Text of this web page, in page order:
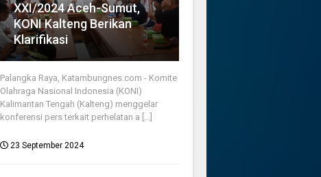
XXI/2024 Aceh-Sumut,
KONI Kalteng Berikan
Klarifikasi
Palangka Raya, Katambungnes.com - Komite
Olahraga Nasional Indonesia (KONI)
Kalimantan Tengah (Kalteng) menggelar
konferensi pers terkait perhelatan a [...]
23 September 2024